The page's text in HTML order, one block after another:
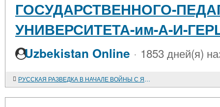
ГОСУДАРСТВЕННОГО-
УНИВЕРСИТЕТА-им-А-И-
Uzbekistan Online · 1853 дней(я)
РУССКАЯ РАЗВЕДКА В НАЧАЛЕ ВОЙНЫ С ЯПОНИЕЙ 1904-1905 годов